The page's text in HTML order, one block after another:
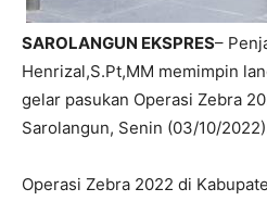
SAROLANGUN EKSPRES–
Henrizal,S.Pt,MM memimpin
gelar pasukan Operasi Zebra
Sarolangun, Senin (03/10/
Operasi Zebra 2022 di